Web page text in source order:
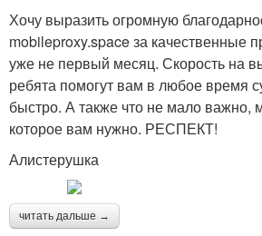
Хочу выразить огромную
mobileproxy.space за качественные
уже не первый месяц. Скорость на
ребята помогут вам в любое время
быстро. А также что не мало важно,
которое вам нужно. РЕСПЕКТ!
Алистерушка
читать дальше →